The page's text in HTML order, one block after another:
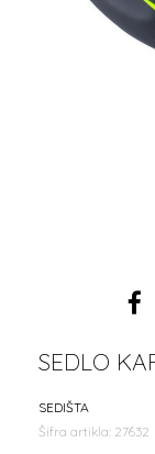
SEDLO
SEDIŠTA
Šifra artikla: 27632